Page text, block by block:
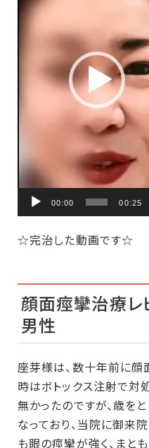
レ
00:00 00:25
☆完治した動画です☆
顔面痙攣治療
男性
座芽様は、数十年前に顔
時はボトックス注射で
無かったのですが、歳を
なっており、当院に御来
も眼の痙攣が強く、まと